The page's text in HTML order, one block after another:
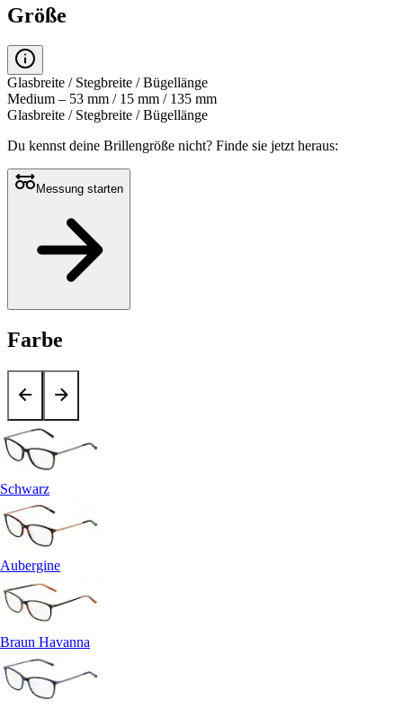
Größe
Glasbreite / Stegbreite / Bügellänge
Medium – 53 mm / 15 mm / 135 mm
Glasbreite / Stegbreite / Bügellänge
Du kennst deine Brillengröße nicht? Finde sie jetzt heraus:
Messung starten
Farbe
Schwarz
Aubergine
Braun Havanna